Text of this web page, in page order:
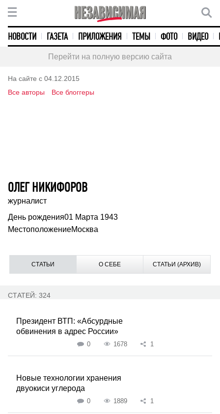
НОВОСТИ ГАЗЕТА ПРИЛОЖЕНИЯ ТЕМЫ ФОТО ВИДЕО
Перейти на полную версию сайта
На сайте с 04.12.2015
Все авторы
Все блоггеры
ОЛЕГ НИКИФОРОВ
журналист
День рождения01 Марта 1943
МестоположениеМосква
СТАТЬИ О СЕБЕ СТАТЬИ (АРХИВ)
СТАТЕЙ: 324
Президент ВТП: «Абсурдные
обвинения в адрес России»
0 1678 1
Новые технологии хранения
двуокиси углерода
0 1889 1